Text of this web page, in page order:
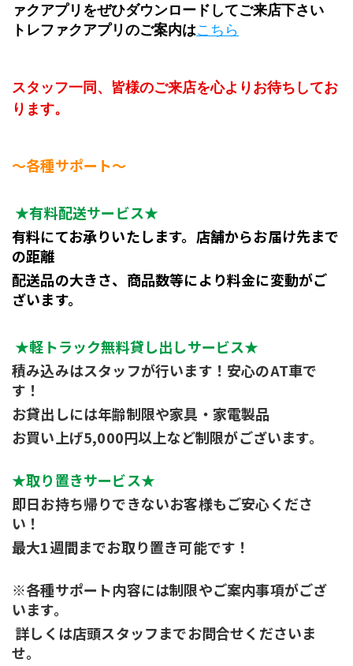
ァクアプリをぜひダウンロードしてご来店下さい
トレファクアプリのご案内はこちら
スタッフ一同、皆様のご来店を心よりお待ちしてお
ります。
～各種サポート～
★有料配送サービス★
有料にてお承りいたします。店舗からお届け先まで
の距離
配送品の大きさ、商品数等により料金に変動がご
ざいます。
★軽トラック無料貸し出しサービス★
積み込みはスタッフが行います！安心のAT車で
す！
お貸出しには年齢制限や家具・家電製品
お買い上げ5,000円以上など制限がございます。
★取り置きサービス★
即日お持ち帰りできないお客様もご安心くださ
い！
最大1週間までお取り置き可能です！
※各種サポート内容には制限やご案内事項がござ
います。
せ。